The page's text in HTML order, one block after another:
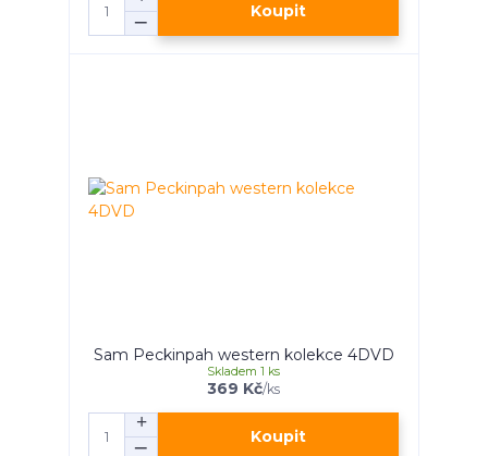
Koupit
Sam Peckinpah western kolekce 4DVD
369 Kč/ks
Skladem 1 ks
Koupit